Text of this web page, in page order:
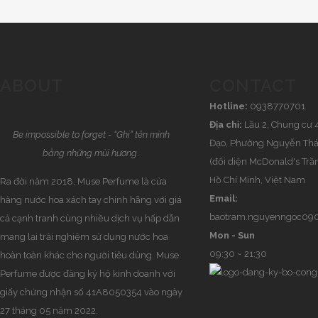
Be impossible to forget - “Ghi” tên mình
bằng những mùi hương.
Ra đời năm 2018, Muse Perfume là cửa
hàng nước hoa xách tay chính hãng với giá
cả cạnh tranh cùng nhiều dịch vụ hấp dẫn
mang lại trải nghiệm sử dụng nước hoa
hoàn toàn khác cho người tiêu dùng. Muse
Perfume được đăng ký hộ kinh doanh với
giấy chứng nhận số 41A8050354 vào ngày
27 tháng 05 năm 2022.
Hotline: 0938770701
Địa chỉ: Lầu 2, Chung cư
Đạo, Phường Nguyễn
(đối diện McDonald's
Hồ Chí Minh, Việt Nam
Email:
Mon - Sun
09:30 ~ 21:30